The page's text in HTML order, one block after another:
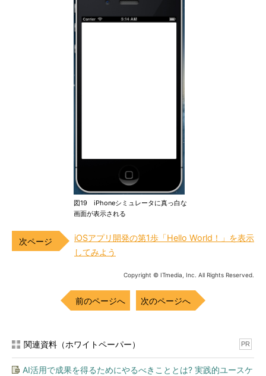
図19 iPhoneシミュレータに真っ白な
画面が表示される
iOSアプリ開発の第1歩「Hello World！」を表示
してみよう
Copyright © ITmedia, Inc. All Rights Reserved.
前のページへ 次のページへ
関連資料（ホワイトペーパー） PR
AI活用で成果を得るためにやるべきこととは? 実践的ユースケ